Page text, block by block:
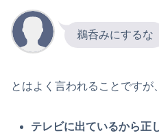
鵜呑みにするな
とはよく言われることですが、
テレビに出ているから正